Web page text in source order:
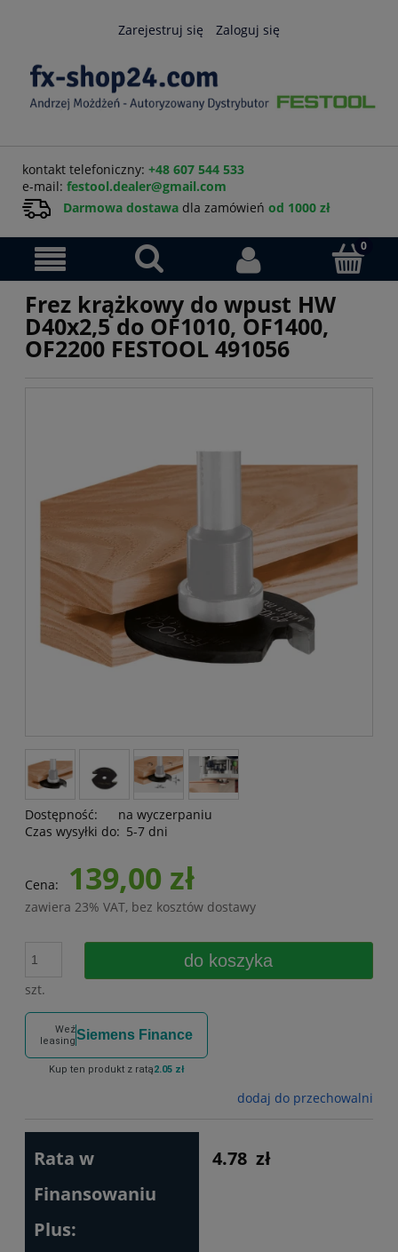
Zarejestruj się Zaloguj się
kontakt telefoniczny: +48 607 544 533
e-mail: festool.dealer@gmail.com
Darmowa dostawa dla zamówień od 1000 zł
Frez krążkowy do wpust HW
D40x2,5 do OF1010, OF1400,
OF2200 FESTOOL 491056
Dostępność:
na wyczerpaniu
Czas wysyłki do: 5-7 dni
Cena: 139,00 zł
zawiera 23% VAT, bez kosztów dostawy
szt.
do koszyka
Weź
leasingSiemens Finance
Kup ten produkt z ratą2.05 zł
dodaj do przechowalni
Rata w
Finansowaniu
Plus:
4.78 zł